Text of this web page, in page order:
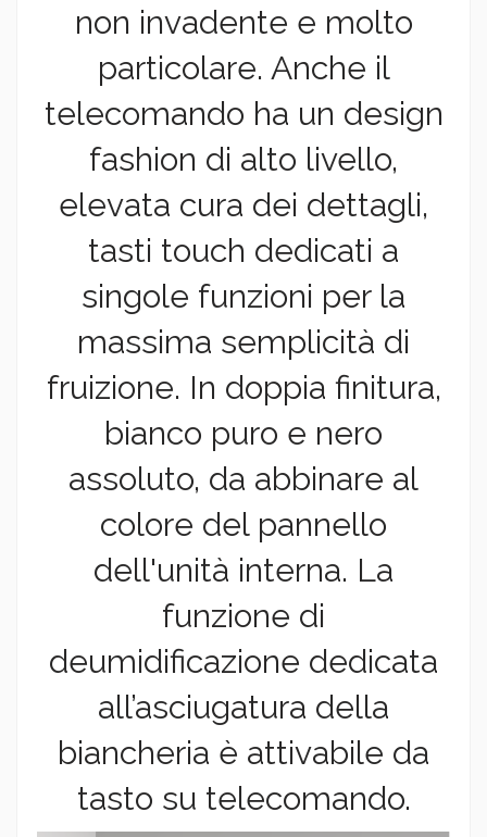
non invadente e molto
particolare. Anche il
telecomando ha un design
fashion di alto livello,
elevata cura dei dettagli,
tasti touch dedicati a
singole funzioni per la
massima semplicità di
fruizione. In doppia finitura,
bianco puro e nero
assoluto, da abbinare al
colore del pannello
dell'unità interna. La
funzione di
deumidificazione dedicata
all’asciugatura della
biancheria è attivabile da
tasto su telecomando.